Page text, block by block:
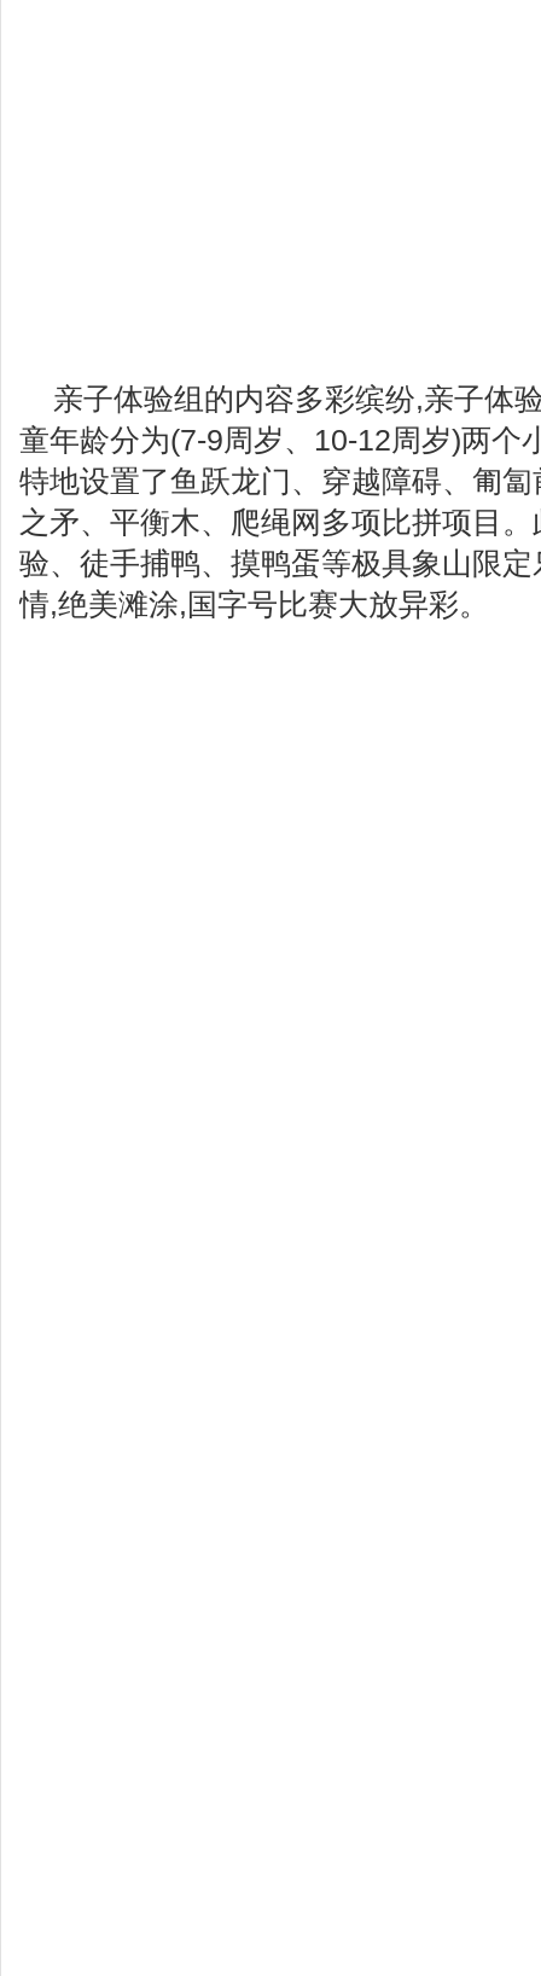
亲子体验组的内容多彩缤纷,亲子体
童年龄分为(7-9周岁、10-12周岁)两个
特地设置了鱼跃龙门、穿越障碍、匍
之矛、平衡木、爬绳网多项比拼项目
验、徒手捕鸭、摸鸭蛋等极具象山限
情,绝美滩涂,国字号比赛大放异彩。